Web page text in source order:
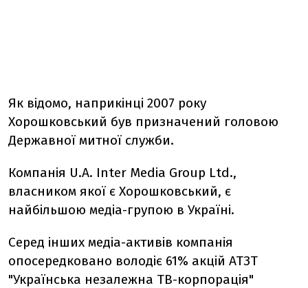
Як відомо, наприкінці 2007 року
Хорошковський був призначений головою
Державної митної служби.
Компанія U.A. Inter Меdіа Group Ltd.,
власником якої є Хорошковський, є
найбільшою медіа-групою в Україні.
Серед інших медіа-активів компанія
опосередковано володіє 61% акцій АТЗТ
"Українська незалежна ТВ-корпорація"